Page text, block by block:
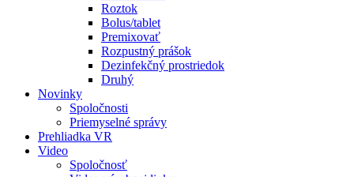
Roztok
Bolus/tablet
Premixovať
Rozpustný prášok
Dezinfekčný prostriedok
Druhý
Novinky
Spoločnosti
Priemyselné správy
Prehliadka VR
Video
Spoločnosť